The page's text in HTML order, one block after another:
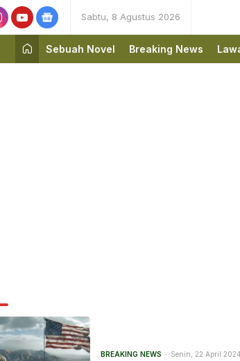
Sabtu, 8 Agustus 2026
Sebuah Novel
Breaking News
BREAKING NEWS Senin, 22 April